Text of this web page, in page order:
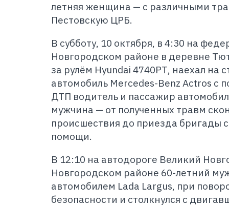
летняя женщина — с различными
Пестовскую ЦРБ.
В субботу, 10 октября, в 4:30 на
Новгородском районе в деревне
за рулём Hyundai 4740РТ, наехал на
автомобиль Mercedes-Benz Actros с
ДТП водитель и пассажир
мужчина — от полученных травм
происшествия до приезда бригады
помощи.
В 12:10 на автодороге Великий
Новгородском районе 60-летний
автомобилем Lada Largus, при
безопасности и столкнулся с